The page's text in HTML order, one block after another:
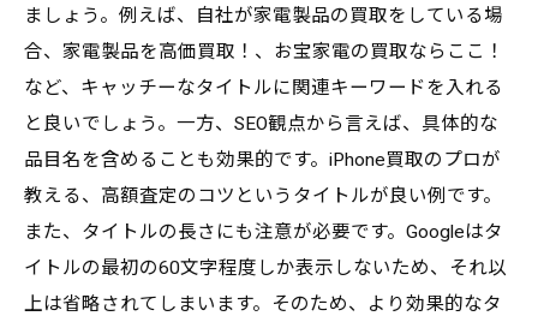
ましょう。例えば、自社が家電製品の買取をしている場
合、家電製品を高価買取！、お宝家電の買取ならここ！
など、キャッチーなタイトルに関連キーワードを入れる
と良いでしょう。一方、SEO観点から言えば、具体的な
品目名を含めることも効果的です。iPhone買取のプロが
教える、高額査定のコツというタイトルが良い例です。
また、タイトルの長さにも注意が必要です。Googleはタ
イトルの最初の60文字程度しか表示しないため、それ以
上は省略されてしまいます。そのため、より効果的なタ